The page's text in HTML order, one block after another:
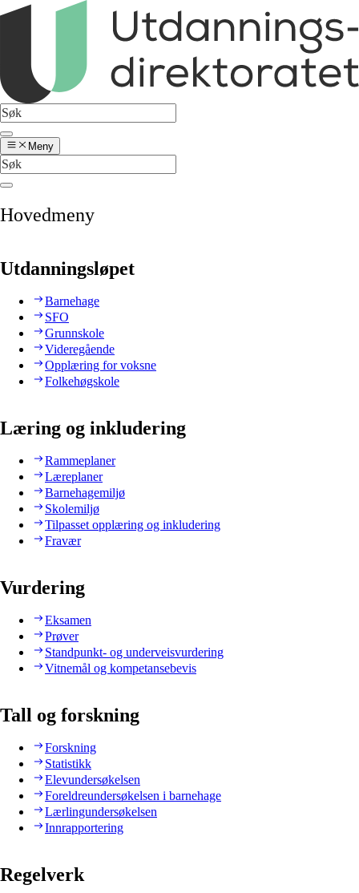
Meny
Hovedmeny
Utdanningsløpet
Barnehage
SFO
Grunnskole
Videregående
Opplæring for voksne
Folkehøgskole
Læring og inkludering
Rammeplaner
Læreplaner
Barnehagemiljø
Skolemiljø
Tilpasset opplæring og inkludering
Fravær
Vurdering
Eksamen
Prøver
Standpunkt- og underveisvurdering
Vitnemål og kompetansebevis
Tall og forskning
Forskning
Statistikk
Elevundersøkelsen
Foreldreundersøkelsen i barnehage
Lærlingundersøkelsen
Innrapportering
Regelverk